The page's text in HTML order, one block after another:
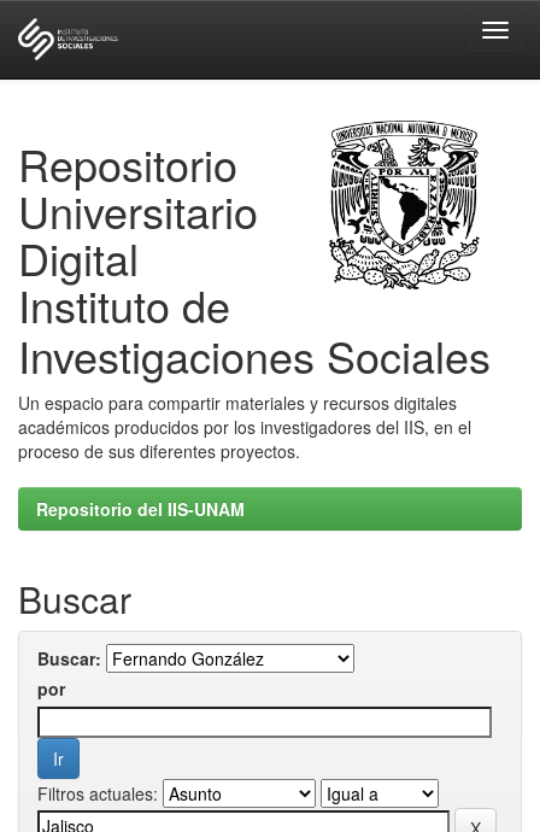
Repositorio
Universitario
Digital
Instituto de
Investigaciones Sociales
Un espacio para compartir materiales y recursos digitales
académicos producidos por los investigadores del IIS, en el
proceso de sus diferentes proyectos.
Repositorio del IIS-UNAM
Buscar
Buscar:
por
Filtros actuales: